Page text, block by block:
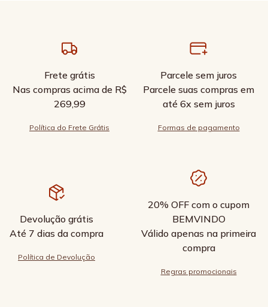
Frete grátis
Nas compras acima de R$
269,99
Política do Frete Grátis
Parcele sem juros
Parcele suas compras em
até 6x sem juros
Formas de pagamento
Devolução grátis
Até 7 dias da compra
Política de Devolução
20% OFF com o cupom
BEMVINDO
Válido apenas na primeira
compra
Regras promocionais